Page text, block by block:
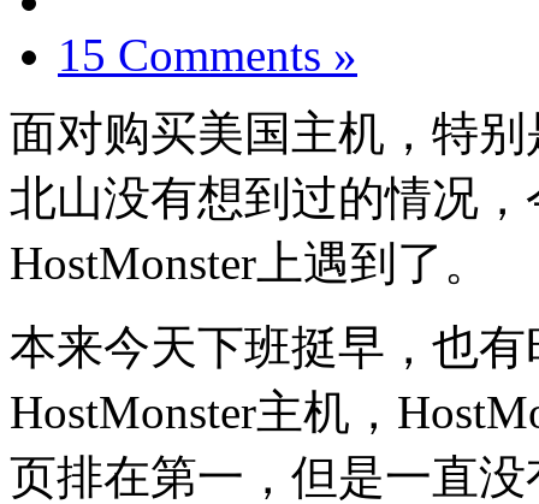
15 Comments »
面对购买美国主机，特别
北山没有想到过的情况
HostMonster上遇到了。
本来今天下班挺早，也
HostMonster主机，
页排在第一，但是一直